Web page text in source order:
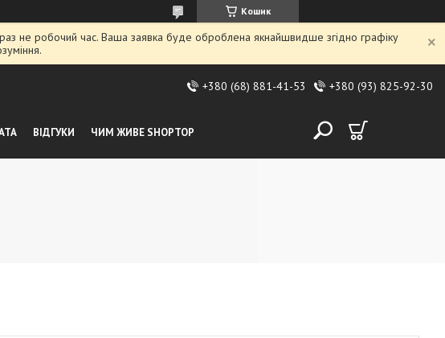
Кошик
не робочий час. Ваша заявка буде оброблена якнайшвидше згідно графіку
+380 (68) 881-41-53 +380 (93) 825-92-30
ВІДГУКИ ЧИМ ЖИВЕ SHOPTOP